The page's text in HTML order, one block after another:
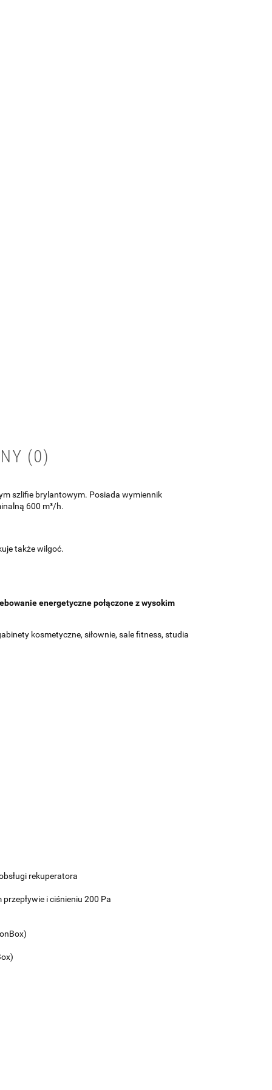
(0)
szlifie brylantowym. Posiada wymiennik
600 m³/h.
także wilgoć.
energetyczne połączone z wysokim
kosmetyczne, siłownie, sale fitness, studia
rekuperatora
i ciśnieniu 200 Pa